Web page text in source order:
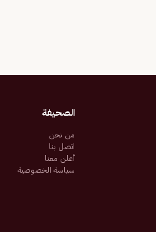
الصحيفة
من نحن
اتصل بنا
أعلن معنا
سياسة الخصوصية